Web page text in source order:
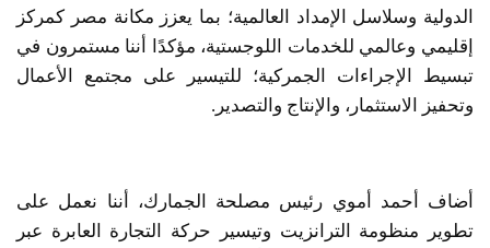
الدولية وسلاسل الإمداد العالمية؛ بما يعزز مكانة مصر كمركز
إقليمي وعالمي للخدمات اللوجستية، مؤكدًا أننا مستمرون في
تبسيط الإجراءات الجمركية؛ للتيسير على مجتمع الأعمال
وتحفيز الاستثمار، والإنتاج والتصدير.
أضاف أحمد أموي رئيس مصلحة الجمارك، أننا نعمل على
تطوير منظومة الترانزيت وتيسير حركة التجارة العابرة عبر